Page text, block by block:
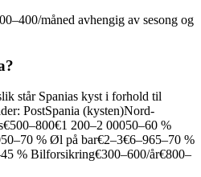
måned avhengig av sesong og
står Spanias kyst i forhold til
PostSpania (kysten)Nord-
200–2 00050–60 %
% Øl på bar€2–3€6–965–70 %
% Bilforsikring€300–600/år€800–